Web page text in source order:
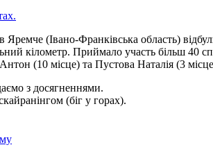
Яремче (Івано-Франківська область)
кілометр. Приймало участь більш 40
(10 місце) та Пустова Наталія (3
з досягненнями.
(біг у горах).